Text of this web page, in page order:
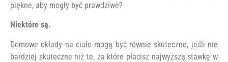
piękne, aby mogły być prawdziwe?
Niektóre są.
Domowe okłady na ciało mogą być równie skuteczne, jeśli nie
bardziej skuteczne niż te, za które płacisz najwyższą stawkę w